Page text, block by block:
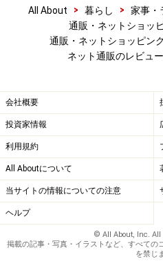
買う商品の特性によ
変える
電化製品など規格が明確に
個人差が少ないためレビュー
本や芸術作品など個人の好
など
All About > 暮らし > 家事・
通販・ネットショッ
通販・ネットショッピン
ネット通販のレビュ
会社概要
投資家情報
利用規約
All Aboutについて
当サイトの情報についての注意
ヘルプ
© All About, Inc. All
掲載の記事・写真・イラストなど、すべての
を禁じ